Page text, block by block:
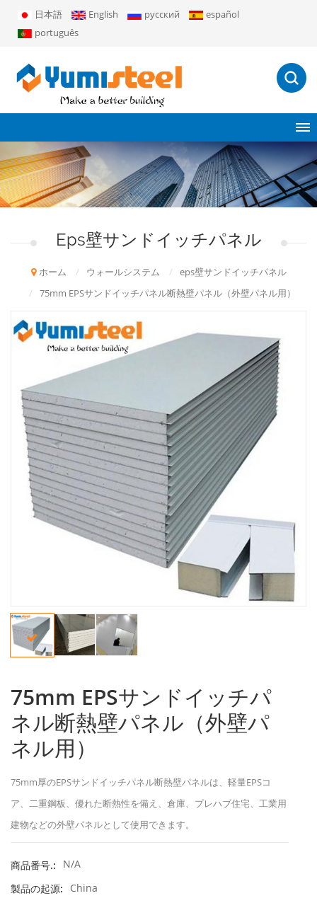
日本語 English русский
español
português
Eps壁サンドイッチパネル
ホーム / ウォールシステム /
eps壁サンドイッチパネル
/
75mm EPSサンドイッチパネル断熱壁パネル（外壁パネル用）
75mm EPSサンドイッチパ
ネル断熱壁パネル（外壁パ
ネル用）
75mm厚のEPSサンドイッチパネル断熱壁パネルは、軽量EPSコ
ア、二重鋼板、優れた断熱性を備え、倉庫、プレハブ住宅、工業用
建物などの外壁パネルとして使用できます。
商品番号.:
N/A
製品の起源:
China